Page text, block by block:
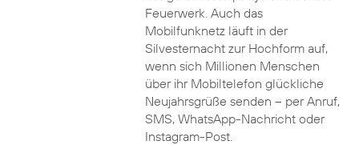
Feuerwerk. Auch das
Mobilfunknetz läuft in der
Silvesternacht zur Hochform auf,
wenn sich Millionen Menschen
über ihr Mobiltelefon glückliche
Neujahrsgrüße senden – per Anruf,
SMS, WhatsApp-Nachricht oder
Instagram-Post.